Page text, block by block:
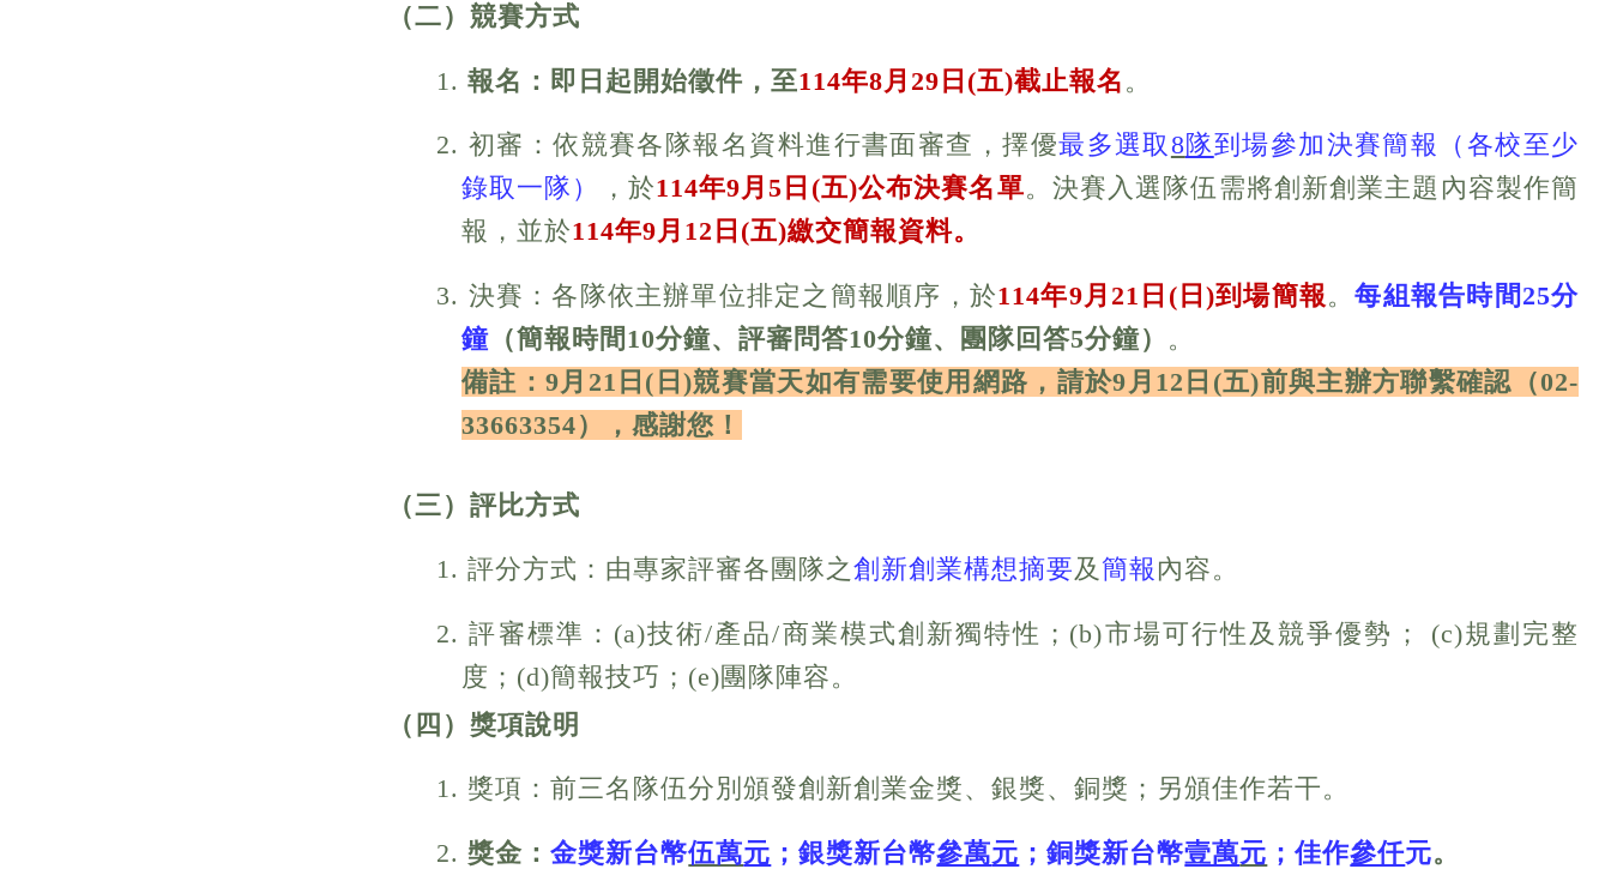
（二）競賽方式
1.報名：即日起開始徵件，至114年8 月29 日 (五)截止報名 。
2. 初審：依競賽各隊報名資料進行書面審查，擇優最多選取 8隊到場參加決賽簡報
（各校至少
錄取一隊）
，於114年9月5 日 (五)公布決賽名單。決賽入選隊伍需將創新創業主題內容製作簡
報，並於114年9月12 日 (五)繳交簡報資料。
3. 決賽：各隊依主辦單位排定之簡報順序，於114年9 月 21 日 (日 )到場簡報。每組報告時間25分
鐘（簡報時間10分鐘、評審問答10分鐘、團隊回答5分鐘） 。
備註：9月21日(日)競賽當天如有需要使用網路， 請於9月12日(五)前與主辦方聯繫確認（02-
33663354），感謝您！
（三）評比方式
1. 評分方式：由專家評審各團隊之創新創業構想摘要及 簡報 內容。
2. 評審標準：(a)技術/產品/商業模式創新獨特性；(b)市場可行性及競爭優勢； (c)規劃完整
度；(d)簡報技巧；(e)團隊陣容。
（四）獎項說明
1. 獎項：前三名隊伍分別頒發創新創業金獎、銀獎、銅獎；另頒佳作若干。
2.獎金：金獎新台幣伍萬元 ；銀獎新台幣參萬元 ；銅獎新台幣壹萬元 ；佳作參仟元。